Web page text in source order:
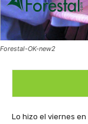
Forestal-OK-new2
Lo hizo el viernes